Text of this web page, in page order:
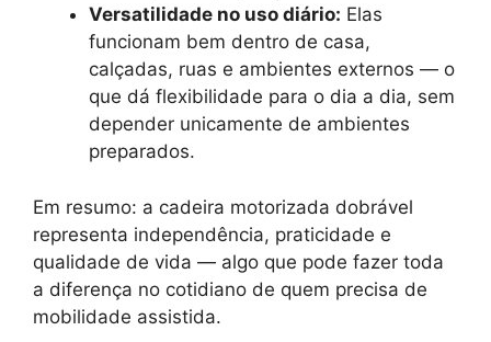
Versatilidade no uso diário: Elas
funcionam bem dentro de casa,
calçadas, ruas e ambientes externos — o
que dá flexibilidade para o dia a dia, sem
depender unicamente de ambientes
preparados.
Em resumo: a cadeira motorizada dobrável
representa independência, praticidade e
qualidade de vida — algo que pode fazer toda
a diferença no cotidiano de quem precisa de
mobilidade assistida.